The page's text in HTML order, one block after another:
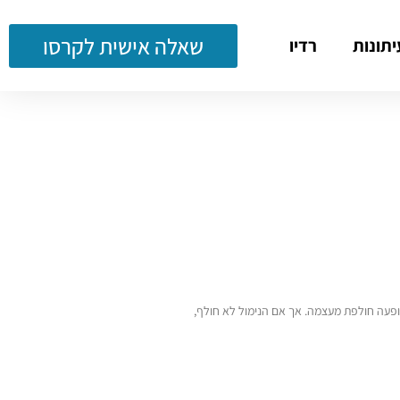
רדיו שאלה אישית לקרסו
חולפת מעצמה. אך אם הנימול לא חולף,